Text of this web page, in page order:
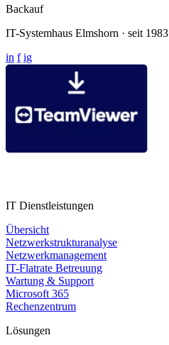
Backauf
IT-Systemhaus Elmshorn · seit 1983
in f ig
IT Dienstleistungen
Übersicht
Netzwerkstrukturanalyse
Netzwerkmanagement
IT-Flatrate Betreuung
Wartung & Support
Microsoft 365
Rechenzentrum
Lösungen